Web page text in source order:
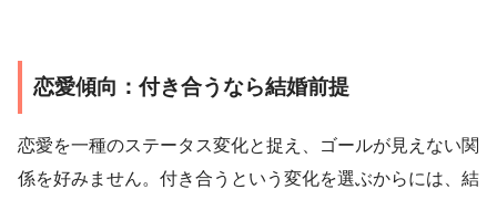
恋愛傾向：付き合うなら結婚前提
恋愛を一種のステータス変化と捉え、ゴールが見えない関
係を好みません。付き合うという変化を選ぶからには、結